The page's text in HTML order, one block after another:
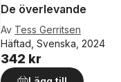
De överlevande
Av Tess Gerritsen
Häftad, Svenska, 2024
342 kr